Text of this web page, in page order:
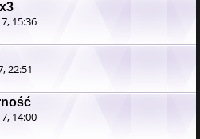
15:36
22:51
14:00